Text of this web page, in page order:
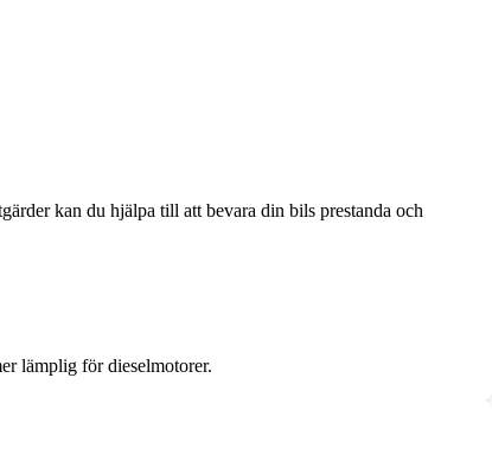
kan du hjälpa till att bevara din bils prestanda och
lämplig för dieselmotorer.